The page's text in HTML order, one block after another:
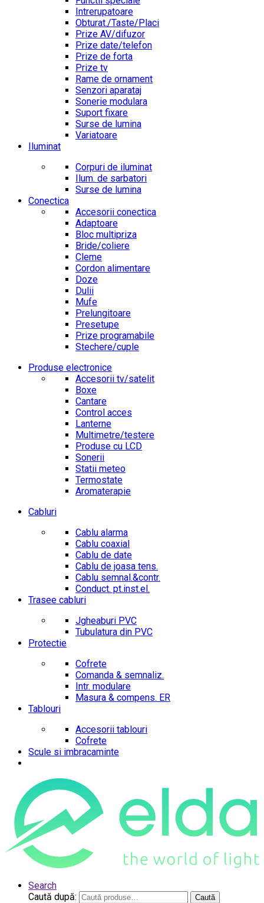
Intrerupatoare
Obturat./Taste/Placi
Prize AV/difuzor
Prize date/telefon
Prize de forta
Prize tv
Rame de ornament
Senzori aparataj
Sonerie modulara
Suport fixare
Surse de lumina
Variatoare
Iluminat
Corpuri de iluminat
Ilum. de sarbatori
Surse de lumina
Conectica
Accesorii conectica
Adaptoare
Bloc multipriza
Bride/coliere
Cleme
Cordon alimentare
Doze
Dulii
Mufe
Prelungitoare
Presetupe
Prize programabile
Stechere/cuple
Produse electronice
Accesorii tv/satelit
Boxe
Cantare
Control acces
Lanterne
Multimetre/testere
Produse cu LCD
Sonerii
Statii meteo
Termostate
Aromaterapie
Cabluri
Cablu alarma
Cablu coaxial
Cablu de date
Cablu de joasa tens.
Cablu semnal.&contr.
Conduct. pt.inst.el.
Trasee cabluri
Jgheaburi PVC
Tubulatura din PVC
Protectie
Cofrete
Comanda & semnaliz.
Intr. modulare
Masura & compens. ER
Tablouri
Accesorii tablouri
Cofrete
Scule si imbracaminte
Search
Caută după:
Caută